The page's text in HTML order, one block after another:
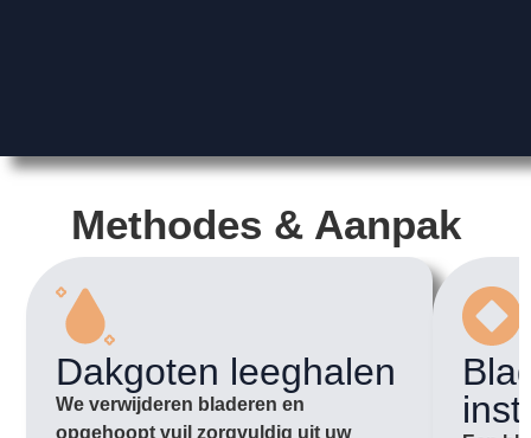
Methodes & Aanpak
Dakgoten leeghalen
We verwijderen bladeren en
opgehoopt vuil zorgvuldig uit uw